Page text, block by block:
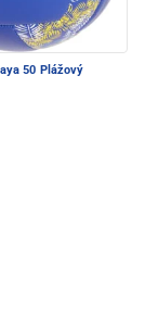
50 Plážový